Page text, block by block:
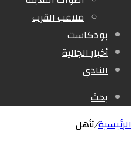
ملاعب القرب
بودكاست
أخبار الجالية
النادي
بحث
الرئيسية/تأهل